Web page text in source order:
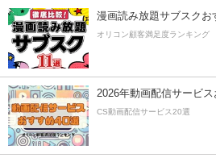
漫画読み放題サブスクお
オリコン顧客満足度ランキング
2026年動画配信サービス
CS動画配信サービス20選